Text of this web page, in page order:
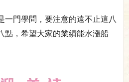
一門學問，要注意的遠不止這八
點，希望大家的業績能水漲船